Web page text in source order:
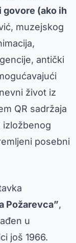
govore (ako ih
muzejskog
antički
život iz
QR sadržaja
izložbenog
posebni
Požarevca”,
u
još 1966.